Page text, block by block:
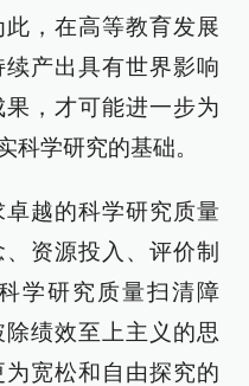
，在高等教育发展
产出具有世界影响
，才可能进一步为
科学研究的基础。
越的科学研究质量
资源投入、评价制
学研究质量扫清障
绩效至上主义的思
宽松和自由探究的